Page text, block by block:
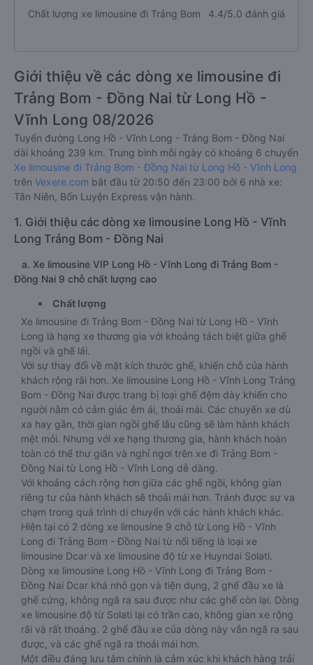
Chất lượng xe limousine đi Trảng Bom 4.4/5.0 đánh giá
Giới thiệu về các dòng xe limousine đi
Trảng Bom - Đồng Nai từ Long Hồ -
Vĩnh Long 08/2026
Tuyến đường Long Hồ - Vĩnh Long - Trảng Bom - Đồng Nai
dài khoảng 239 km. Trung bình mỗi ngày có khoảng 6 chuyến
Xe limousine đi Trảng Bom - Đồng Nai từ Long Hồ - Vĩnh Long
trên Vexere.com bắt đầu từ 20:50 đến 23:00 bởi 6 nhà xe:
Tân Niên, Bốn Luyện Express vận hành.
1. Giới thiệu các dòng xe limousine Long Hồ - Vĩnh
Long Trảng Bom - Đồng Nai
a. Xe limousine VIP Long Hồ - Vĩnh Long đi Trảng Bom -
Đồng Nai 9 chỗ chất lượng cao
Chất lượng
Xe limousine đi Trảng Bom - Đồng Nai từ Long Hồ - Vĩnh
Long là hạng xe thương gia với khoảng tách biệt giữa ghế
ngồi và ghế lái.
Với sự thay đổi về mặt kích thước ghế, khiến chỗ của hành
khách rộng rãi hơn. Xe limousine Long Hồ - Vĩnh Long Trảng
Bom - Đồng Nai được trang bị loại ghế đệm dày khiến cho
người nằm có cảm giác êm ái, thoải mái. Các chuyến xe dù
xa hay gần, thời gian ngồi ghế lâu cũng sẽ làm hành khách
mệt mỏi. Nhưng với xe hạng thương gia, hành khách hoàn
toàn có thể thư giãn và nghỉ ngơi trên xe đi Trảng Bom -
Đồng Nai từ Long Hồ - Vĩnh Long dễ dàng.
Với khoảng cách rộng hơn giữa các ghế ngồi, không gian
riêng tư của hành khách sẽ thoải mái hơn. Tránh được sự va
chạm trong quá trình di chuyển với các hành khách khác.
Hiện tại có 2 dòng xe limousine 9 chỗ từ Long Hồ - Vĩnh
Long đi Trảng Bom - Đồng Nai từ nổi tiếng là loại xe
limousine Dcar và xe limousine độ từ xe Huyndai Solati.
Dòng xe limousine Long Hồ - Vĩnh Long đi Trảng Bom -
Đồng Nai Dcar khá nhỏ gọn và tiện dụng, 2 ghế đầu xe là
ghế cứng, không ngã ra sau được như các ghế còn lại. Dòng
xe limousine độ từ Solati lại có trần cao, không gian xe rộng
rãi và rất thoáng. 2 ghế đầu xe của dòng này vẫn ngã ra sau
được, và các ghế ngã ra thoải mái hơn.
Một điều đáng lưu tâm chính là cảm xúc khi khách hàng trải